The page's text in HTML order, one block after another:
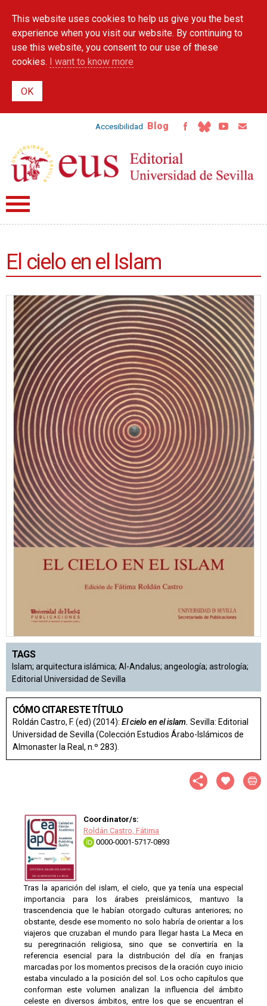
main
content
This website uses cookies to help us give you the best
experience when you visit our website. By continuing to
use this website, you consent to our use of these
cookies. I want to know more
Accesibilidad Blog
El cielo en el Islam
TAGS
Islam; arquitectura islámica; Al-Andalus; angeología; astrología;
Editorial Universidad de Sevilla
CÓMO CITAR ESTE TÍTULO
Roldán Castro, F. (ed) (2014): El cielo en el islam. Sevilla: Editorial
Universidad de Sevilla (Colección Estudios Árabo-Islámicos de
Almonaster la Real, n.º 283).
Coordinator/s:
Roldán Castro, Fátima
0000-0001-5717-0893
Tras la aparición del islam, el cielo, que ya tenía una especial
importancia para los árabes preislámicos, mantuvo la
trascendencia que le habían otorgado culturas anteriores; no
obstante, desde ese momento no solo habría de orientar a los
viajeros que cruzaban el mundo para llegar hasta La Meca en
su peregrinación religiosa, sino que se convertiría en la
referencia esencial para la distribución del día en franjas
marcadas por los momentos precisos de la oración cuyo inicio
estaba vinculado a la posición del sol. Los ocho capítulos que
conforman este volumen analizan la influencia del ámbito
celeste en diversos ámbitos, entre los que se encuentran el